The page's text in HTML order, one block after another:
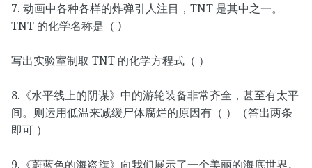
7. 动画中各种各样的炸弹引人注目，TNT 是其中之一。
TNT 的化学名称是（ )
写出实验室制取 TNT 的化学方程式（ ）
8.《水平线上的阴谋》中的游轮装备非常齐全，甚至有太平
间。则运用低温来减缓尸体腐烂的原因有（ ）（答出两条
即可 ）
9.《蔚蓝色的海盗旗》向我们展示了一个美丽的海底世界。